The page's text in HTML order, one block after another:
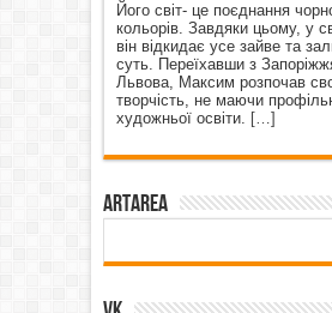
Його світ- це поєднання
кольорів. Завдяки цьому, у
він відкидає усе зайве та
суть. Переїхавши з
Львова, Максим розпочав
творчість, не маючи
художньої освіти. […]
ArtArea